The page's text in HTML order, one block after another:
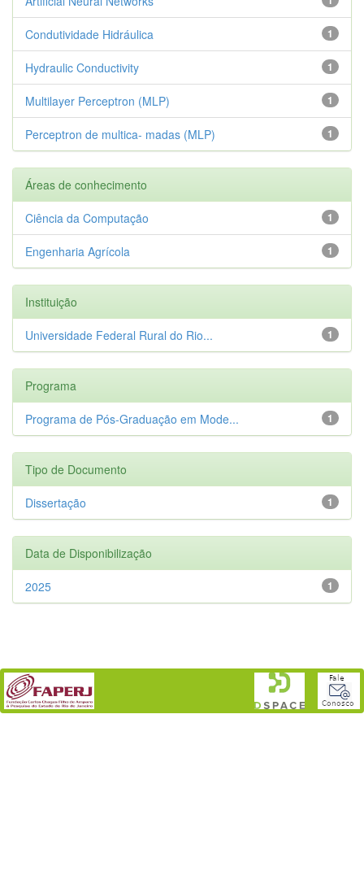
1
Condutividade Hidráulica
1
Hydraulic Conductivity
1
Multilayer Perceptron (MLP)
1
Perceptron de multica- madas (MLP)
Áreas de conhecimento
1
Ciência da Computação
1
Engenharia Agrícola
Instituição
1
Universidade Federal Rural do Rio...
Programa
1
Programa de Pós-Graduação em Mode...
Tipo de Documento
1
Dissertação
Data de Disponibilização
1
2025